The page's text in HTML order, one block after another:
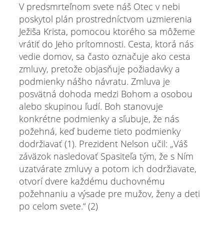
V predsmrteľnom svete náš Otec v nebi
poskytol plán prostredníctvom uzmierenia
Ježiša Krista, pomocou ktorého sa môžeme
vrátiť do Jeho prítomnosti. Cesta, ktorá nás
vedie domov, sa často označuje ako cesta
zmluvy, pretože objasňuje požiadavky a
podmienky nášho návratu. Zmluva je
posvätná dohoda medzi Bohom a osobou
alebo skupinou ľudí. Boh stanovuje
konkrétne podmienky a sľubuje, že nás
požehná, keď budeme tieto podmienky
dodržiavať (1). Prezident Nelson učil: „Váš
záväzok nasledovať Spasiteľa tým, že s Ním
uzatvárate zmluvy a potom ich dodržiavate,
otvorí dvere každému duchovnému
požehnaniu a výsade pre mužov, ženy a deti
po celom svete.“ (2)